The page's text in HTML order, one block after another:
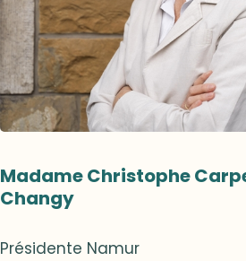
Madame Christophe
Changy
Présidente Namur